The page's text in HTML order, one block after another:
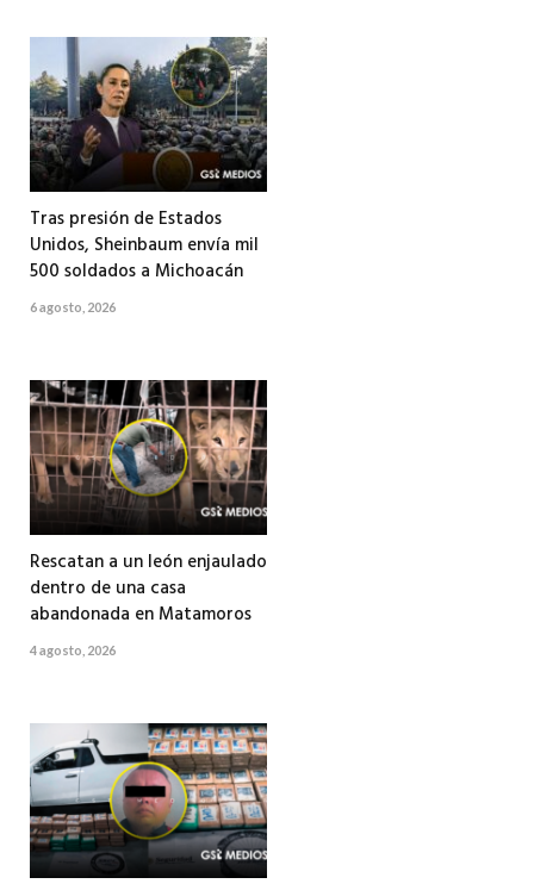
Tras presión de Estados
Unidos, Sheinbaum envía mil
500 soldados a Michoacán
6 agosto, 2026
Rescatan a un león enjaulado
dentro de una casa
abandonada en Matamoros
4 agosto, 2026